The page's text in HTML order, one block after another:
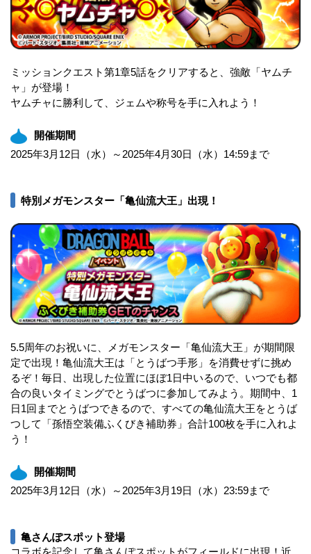
ミッションクエスト第1章5話をクリアすると、強敵「ヤムチ
ャ」が登場！
ヤムチャに勝利して、ジェムや称号を手に入れよう！
開催期間
2025年3月12日（水）～2025年4月30日（水）14:59まで
特別メガモンスター「亀仙流大王」出現！
5.5周年のお祝いに、メガモンスター「亀仙流大王」が期間限
定で出現！亀仙流大王は「とうばつ手形」を消費せずに挑め
るぞ！毎日、出現した位置にほぼ1日中いるので、いつでも都
合の良いタイミングでとうばつに参加してみよう。期間中、1
日1回までとうばつできるので、すべての亀仙流大王をとうば
つして「孫悟空装備ふくびき補助券」合計100枚を手に入れよ
う！
開催期間
2025年3月12日（水）～2025年3月19日（水）23:59まで
亀さんぽスポット登場